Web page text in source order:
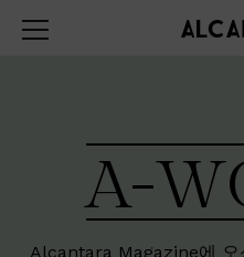
A-
Alcantara Magazine에 오